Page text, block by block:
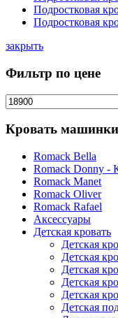
Подростковая
Подростковая
закрыть
Фильтр по цене
Минимальная
цена
Кровать
Romack Bella
Romack Donny -
Romack Manet
Romack Oliver
Romack Rafael
Аксессуары
Детская кровать
Детская
Детская
Детская
Детская
Детская
Детская